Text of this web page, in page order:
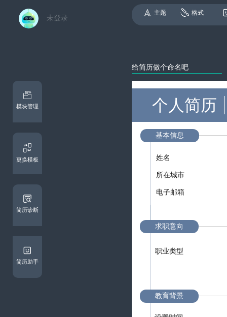
主题 格式
未登录
模块管理
更换模板
简历诊断
简历助手
个人简历
基本信息
求职意向
教育背景